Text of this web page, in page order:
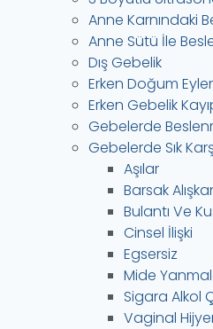
Anne Karnındaki
Anne Sütü İle
Dış Gebelik
Erken Doğum
Erken Gebelik
Gebelerde
Gebelerde Sık
Aşılar
Barsak
Bulantı Ve
Cinsel İlişki
Egsersiz
Mide
Sigara Alkol
Vaginal